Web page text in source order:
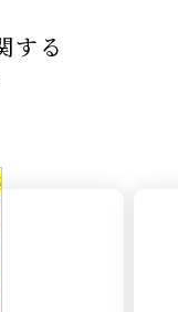
する